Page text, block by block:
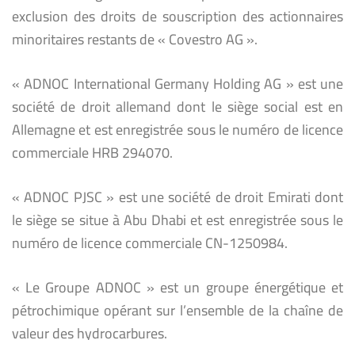
exclusion des droits de souscription des actionnaires
minoritaires restants de « Covestro AG ».
« ADNOC International Germany Holding AG » est une
société de droit allemand dont le siège social est en
Allemagne et est enregistrée sous le numéro de licence
commerciale HRB 294070.
« ADNOC PJSC » est une société de droit Emirati dont
le siège se situe à Abu Dhabi et est enregistrée sous le
numéro de licence commerciale CN-1250984.
« Le Groupe ADNOC » est un groupe énergétique et
pétrochimique opérant sur l’ensemble de la chaîne de
valeur des hydrocarbures.